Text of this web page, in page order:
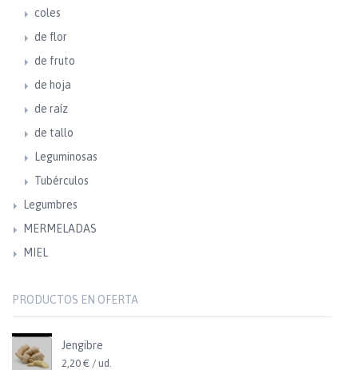
coles
de flor
de fruto
de hoja
de raíz
de tallo
Leguminosas
Tubérculos
Legumbres
MERMELADAS
MIEL
PRODUCTOS EN OFERTA
Jengibre
2,20 € / ud.